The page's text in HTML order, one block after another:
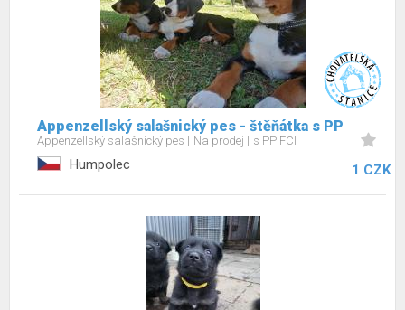
Appenzellský salašnický pes - štěňátka s PP
Appenzellský salašnický pes Na prodej s PP FCI
Humpolec 1 CZK